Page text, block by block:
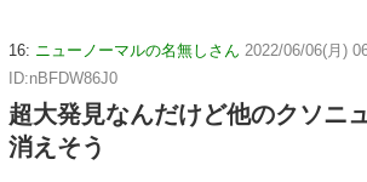
16: ニューノーマルの名無しさん 2022/06/06(月)
ID:nBFDW86J0
超大発見なんだけど他のクソニ
消えそう